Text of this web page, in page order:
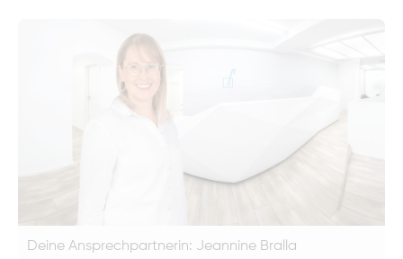
Deine Ansprechpartnerin: Jeannine Bralla